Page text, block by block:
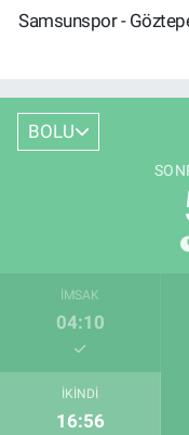
Samsunspor -
BOLU
İMSAK
04:10
İKINDI
16:56